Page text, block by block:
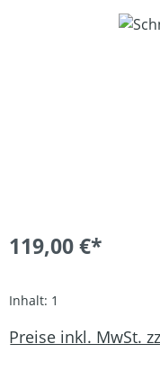
Bildergalerie
119,00 €*
Inhalt: 1
Preise inkl. MwSt.